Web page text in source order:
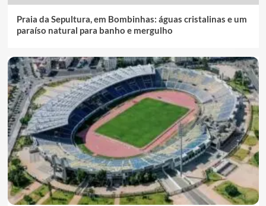
Praia da Sepultura, em Bombinhas: águas cristalinas e um
paraíso natural para banho e mergulho